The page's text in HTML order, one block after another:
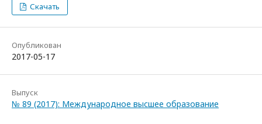
Скачать
Опубликован
2017-05-17
Выпуск
№ 89 (2017): Международное высшее образование